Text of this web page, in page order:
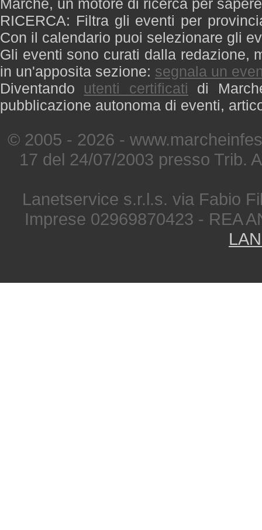
Marche, un motore di ricerca per
RICERCA: Filtra gli eventi per
Con il calendario puoi selezionare gli
Gli eventi sono curati dalla redazione,
in un'apposita sezione: segnala un
Diventando utenti certificati di
pubblicazione autonoma di eventi,
© 2005 - 2026 -
17 del 24/07/2003 presso Trib.
Lanetservice s.r.l.s. via Fabio
Imprese 02969870423 - REA